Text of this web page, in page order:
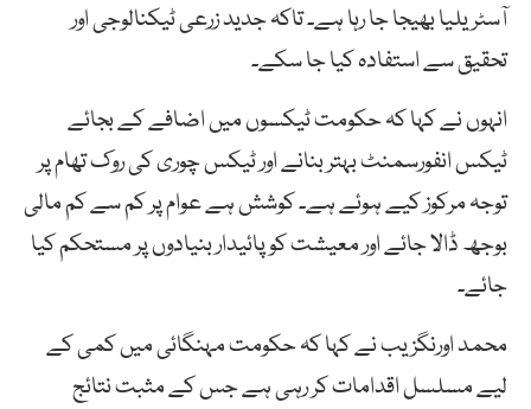
آسٹریلیا بھیجا جا رہا ہے۔ تاکہ جدید زرعی ٹیکنالوجی اور
تحقیق سے استفادہ کیا جا سکے۔
انہوں نے کہا کہ حکومت ٹیکسوں میں اضافے کے بجائے
ٹیکس انفورسمنٹ بہتر بنانے اور ٹیکس چوری کی روک تھام پر
توجہ مرکوز کیے ہوئے ہے۔ کوشش ہے عوام پر کم سے کم مالی
بوجھ ڈالا جائے اور معیشت کو پائیدار بنیادوں پر مستحکم کیا
جائے۔
محمد اورنگزیب نے کہا کہ حکومت مہنگائی میں کمی کے
لیے مسلسل اقدامات کر رہی ہے جس کے مثبت نتائج